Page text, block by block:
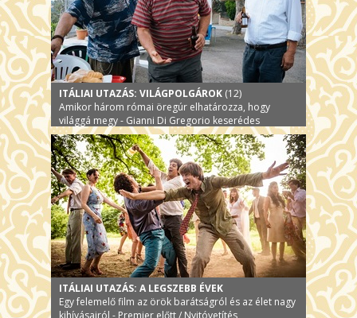
ITÁLIAI UTAZÁS: VILÁGPOLGÁROK (12)
Amikor három római öregúr elhatározza, hogy
világgá megy - Gianni Di Gregorio keserédes
szatírája
ITÁLIAI UTAZÁS: A LEGSZEBB ÉVEK
Egy felemelő film az örök barátságról és az élet nagy
kihívásairól - Premier előtt / Nyitóvetítés